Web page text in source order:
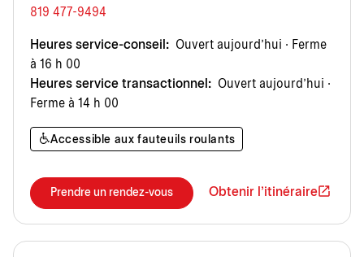
819 477-9494
Heures service-conseil: Ouvert aujourd’hui · Ferme
à 16 h 00
Heures service transactionnel: Ouvert aujourd’hui ·
Ferme à 14 h 00
Accessible aux fauteuils roulants
Prendre un rendez-vous Obtenir l'itinéraire